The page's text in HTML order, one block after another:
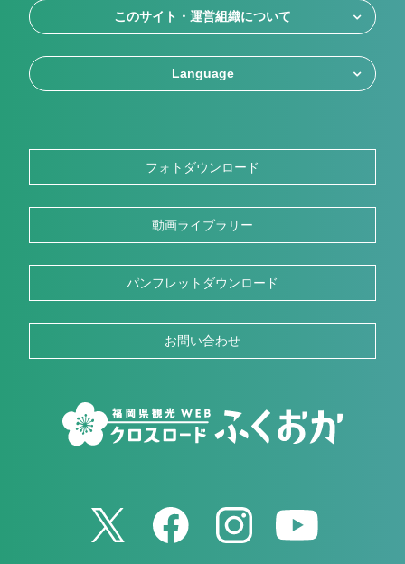
このサイト・運営組織について
Language
フォトダウンロード
動画ライブラリー
パンフレットダウンロード
お問い合わせ